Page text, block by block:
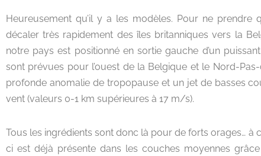
Heureusement qu’il y a les modèles. Pour ne prendre
décaler très rapidement des îles britanniques vers la
notre pays est positionné en sortie gauche d’un
sont prévues pour l’ouest de la Belgique et le Nord-
profonde anomalie de tropopause et un jet de basses
vent (valeurs 0-1 km supérieures à 17 m/s).
Tous les ingrédients sont donc là pour de forts orages… à
ci est déjà présente dans les couches moyennes